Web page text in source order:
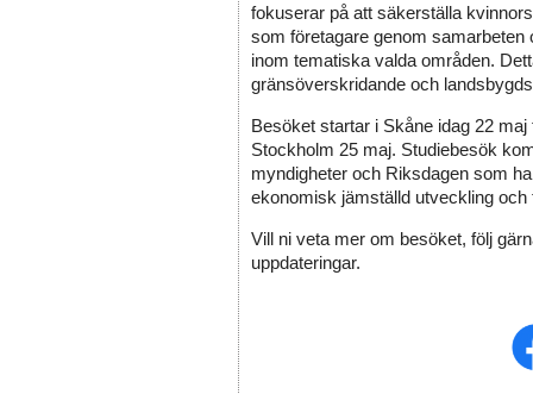
fokuserar på att säkerställa
som företagare genom
inom tematiska valda områden.
gränsöverskridande och
Besöket startar i Skåne idag 22
Stockholm 25 maj. Studiebesök
myndigheter och Riksdagen som
ekonomisk jämställd utveckling
Vill ni veta mer om besöket, följ
uppdateringar.